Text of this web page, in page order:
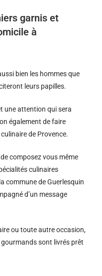
garnis et
à
bien les hommes que
leurs papilles.
une attention qui sera
également de faire
de Provence.
composez vous même
culinaires
commune de Guerlesquin
d’un message
ou toute autre occasion,
sont livrés prêt